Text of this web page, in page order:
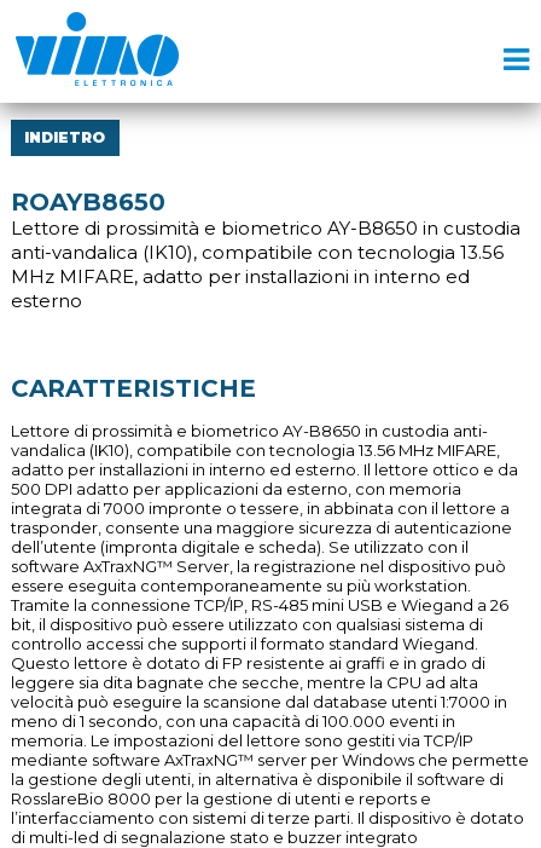
INDIETRO
ROAYB8650
Lettore di prossimità e biometrico AY-B8650 in custodia
anti-vandalica (IK10), compatibile con tecnologia 13.56
MHz MIFARE, adatto per installazioni in interno ed
esterno
CARATTERISTICHE
Lettore di prossimità e biometrico AY-B8650 in custodia anti-
vandalica (IK10), compatibile con tecnologia 13.56 MHz MIFARE,
adatto per installazioni in interno ed esterno. Il lettore ottico e da
500 DPI adatto per applicazioni da esterno, con memoria
integrata di 7000 impronte o tessere, in abbinata con il lettore a
trasponder, consente una maggiore sicurezza di autenticazione
dell’utente (impronta digitale e scheda). Se utilizzato con il
software AxTraxNG™ Server, la registrazione nel dispositivo può
essere eseguita contemporaneamente su più workstation.
Tramite la connessione TCP/IP, RS-485 mini USB e Wiegand a 26
bit, il dispositivo può essere utilizzato con qualsiasi sistema di
controllo accessi che supporti il formato standard Wiegand.
Questo lettore è dotato di FP resistente ai graffi e in grado di
leggere sia dita bagnate che secche, mentre la CPU ad alta
velocità può eseguire la scansione dal database utenti 1:7000 in
meno di 1 secondo, con una capacità di 100.000 eventi in
memoria. Le impostazioni del lettore sono gestiti via TCP/IP
mediante software AxTraxNG™ server per Windows che permette
la gestione degli utenti, in alternativa è disponibile il software di
RosslareBio 8000 per la gestione di utenti e reports e
l’interfacciamento con sistemi di terze parti. Il dispositivo è dotato
di multi-led di segnalazione stato e buzzer integrato